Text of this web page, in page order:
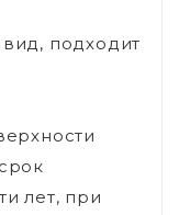
подходит
лет, при